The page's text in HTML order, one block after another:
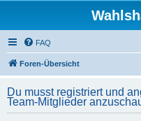
FAQ
Foren-Übersicht
Du musst registriert und
Team-Mitglieder